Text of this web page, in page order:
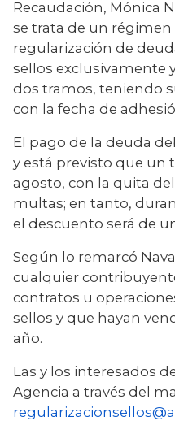
Recaudación, Mónica
se trata de un régimen
regularización de
sellos exclusivamente
dos tramos, teniendo
con la fecha de
El pago de la deuda
y está previsto que un
agosto, con la quita
multas; en tanto,
el descuento será de
Según lo remarcó
cualquier
contratos u
sellos y que hayan
año.
Las y los interesados